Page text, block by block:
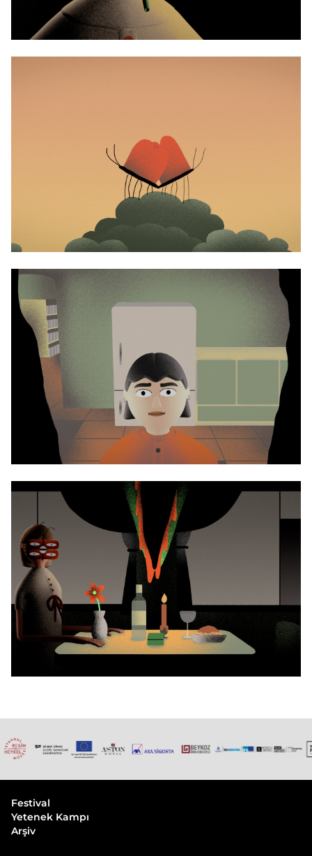
Festival
Yetenek Kampı
Arşiv